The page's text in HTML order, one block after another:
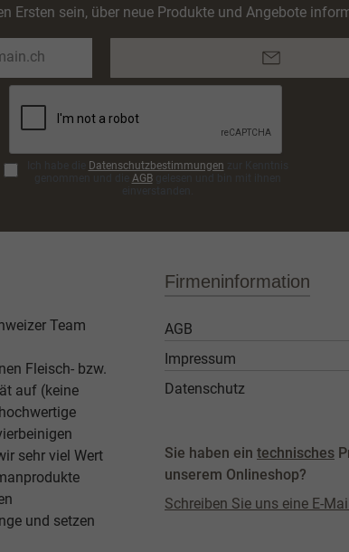
Ersten sein, über neue Produkte und Angebote
Datenschutzbestimmungen
AGBgelesen und bin mit ihnen
Team
Fleisch- bzw.
auf (keine
sehr viel Wert
und setzen
Firmeninformation
AGB
Impressum
Datenschutz
Sie haben ein technisches
unserem Onlineshop?
Schreiben Sie uns eine E-